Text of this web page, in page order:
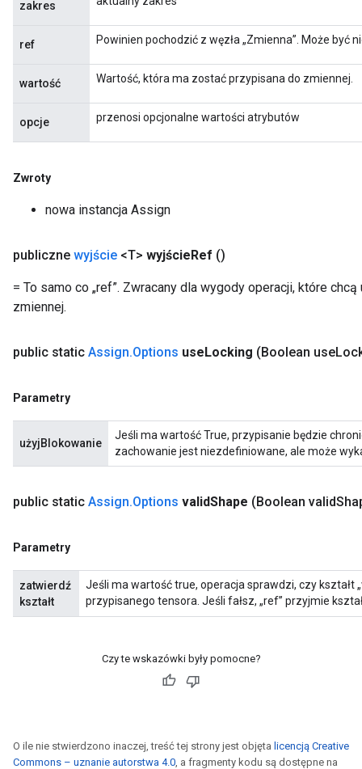
zakres
ref Powinien pochodzić z węzła „Zmienna”. Może być
wartość Wartość, która ma zostać przypisana do zmiennej.
opcje przenosi opcjonalne wartości atrybutów
Zwroty
nowa instancja Assign
publiczne wyjście <T> wyjścieRef ()
= To samo co „ref”. Zwracany dla wygody operacji, które
zmiennej.
public static Assign.Options useLocking (Boolean use
Parametry
użyjBlokowanie
Jeśli ma wartość True, przypisanie będzie
zachowanie jest niezdefiniowane, ale może
public static Assign.Options validShape (Boolean valid
Parametry
zatwierdź
kształt
Jeśli ma wartość true, operacja sprawdzi, czy kształt
przypisanego tensora. Jeśli fałsz, „ref” przyjmie
Czy te wskazówki były pomocne?
O ile nie stwierdzono inaczej, treść tej strony jest objęta licencją Creative
Commons – uznanie autorstwa 4.0, a fragmenty kodu są dostępne na